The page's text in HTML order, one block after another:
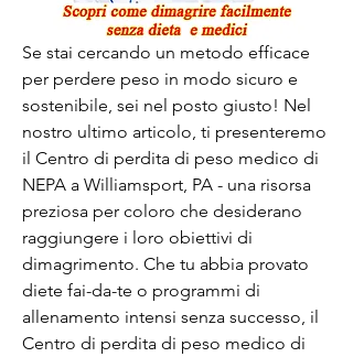
Se stai cercando un metodo efficace
per perdere peso in modo sicuro e
sostenibile, sei nel posto giusto! Nel
nostro ultimo articolo, ti presenteremo
il Centro di perdita di peso medico di
NEPA a Williamsport, PA - una risorsa
preziosa per coloro che desiderano
raggiungere i loro obiettivi di
dimagrimento. Che tu abbia provato
diete fai-da-te o programmi di
allenamento intensi senza successo, il
Centro di perdita di peso medico di